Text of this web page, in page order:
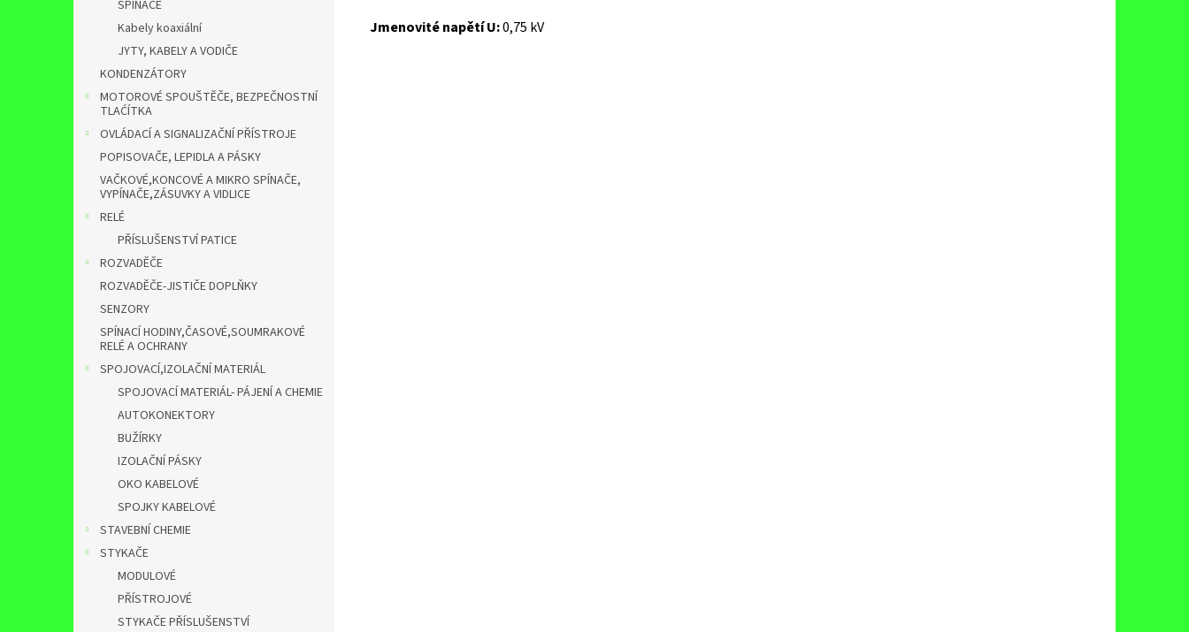
SPÍNAČE
Kabely koaxiální
JYTY, KABELY A VODIČE
KONDENZÁTORY
MOTOROVÉ SPOUŠTĚČE, BEZPEČNOSTNÍ
TLAĆÍTKA
OVLÁDACÍ A SIGNALIZAČNÍ PŘÍSTROJE
POPISOVAČE, LEPIDLA A PÁSKY
VAČKOVÉ,KONCOVÉ A MIKRO SPÍNAČE,
VYPÍNAČE,ZÁSUVKY A VIDLICE
RELÉ
PŘÍSLUŠENSTVÍ PATICE
ROZVADĚČE
ROZVADĚČE-JISTIČE DOPLŇKY
SENZORY
SPÍNACÍ HODINY,ČASOVÉ,SOUMRAKOVÉ
RELÉ A OCHRANY
SPOJOVACÍ,IZOLAČNÍ MATERIÁL
SPOJOVACÍ MATERIÁL- PÁJENÍ A CHEMIE
AUTOKONEKTORY
BUŽÍRKY
IZOLAČNÍ PÁSKY
OKO KABELOVÉ
SPOJKY KABELOVÉ
STAVEBNÍ CHEMIE
STYKAČE
MODULOVÉ
PŘÍSTROJOVÉ
STYKAČE PŘÍSLUŠENSTVÍ
Jmenovité napětí U:0,75 kV